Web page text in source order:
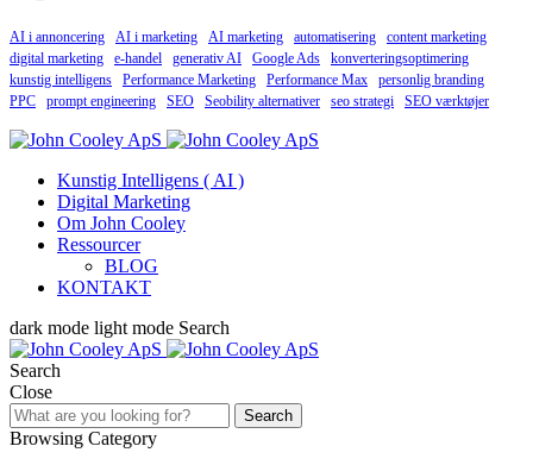
AI i annoncering AI i marketing AI marketing automatisering
content marketing
digital marketing
e-handel generativ AI Google Ads
konverteringsoptimering
kunstig intelligens
Performance Marketing Performance Max
personlig branding
PPC
prompt engineering SEO Seobility alternativer seo strategi SEO værktøjer
Kunstig Intelligens ( AI )
Digital Marketing
Om John Cooley
Ressourcer
BLOG
KONTAKT
dark mode light mode Search
Search
Close
Search
Browsing Category